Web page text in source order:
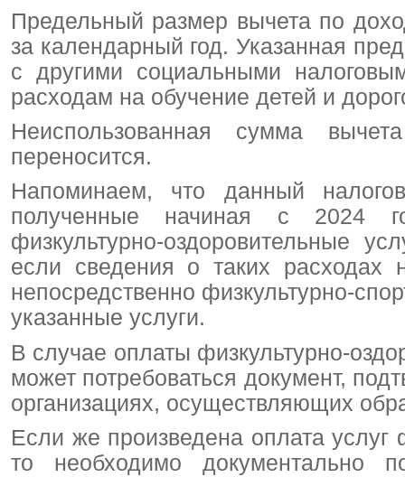
Предельный размер вычета по
за календарный год. Указанная
с другими социальными
расходам на обучение детей и
Неиспользованная сумма
переносится.
Напоминаем, что данный
полученные начиная с 2024
физкультурно-оздоровительные
если сведения о таких расходах
непосредственно физкультурно-
указанные услуги.
В случае оплаты физкультурно-
может потребоваться документ,
организациях, осуществляющих
Если же произведена оплата
то необходимо документально